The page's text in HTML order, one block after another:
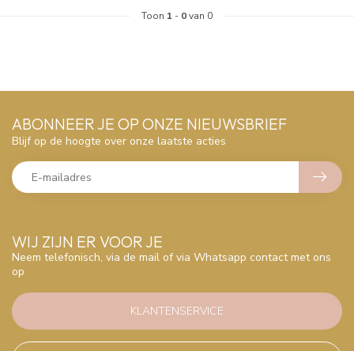
Toon 1 - 0van 0
WIJ ZIJN ER VOOR JE
Neem telefonisch, via de mail of via Whatsapp contact met ons
op
KLANTENSERVICE
ABONNEER JE OP ONZE NIEUWSBRIEF
Blijf op de hoogte over onze laatste acties